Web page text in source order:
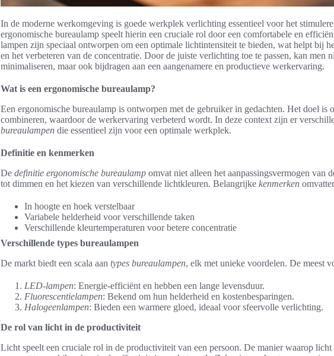
In de moderne werkomgeving is goede werkplek verlichting essentieel voor het
ergonomische bureaulamp speelt hierin een cruciale rol door een comfortabele en
lampen zijn speciaal ontworpen om een optimale lichtintensiteit te bieden, wat helpt bij
en het verbeteren van de concentratie. Door de juiste verlichting toe te passen, kan men
minimaliseren, maar ook bijdragen aan een aangenamere en productieve werkervaring.
Wat is een ergonomische bureaulamp?
Een ergonomische bureaulamp is ontworpen met de gebruiker in gedachten. Het doel is
combineren, waardoor de werkervaring verbeterd wordt. In deze context zijn er
bureaulampen die essentieel zijn voor een optimale werkplek.
Definitie en kenmerken
De definitie ergonomische bureaulamp omvat niet alleen het aanpassingsvermogen van
tot dimmen en het kiezen van verschillende lichtkleuren. Belangrijke kenmerken
In hoogte en hoek verstelbaar
Variabele helderheid voor verschillende taken
Verschillende kleurtemperaturen voor betere concentratie
Verschillende types bureaulampen
De markt biedt een scala aan types bureaulampen, elk met unieke voordelen. De meest
LED-lampen: Energie-efficiënt en hebben een lange levensduur.
Fluorescentielampen: Bekend om hun helderheid en kostenbesparingen.
Halogeenlampen: Bieden een warmere gloed, ideaal voor sfeervolle verlichting.
De rol van licht in de productiviteit
Licht speelt een cruciale rol in de productiviteit van een persoon. De manier waarop